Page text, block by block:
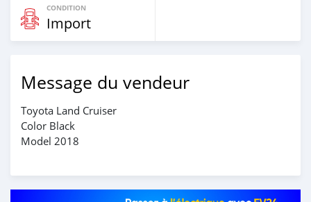
CONDITION
Import
Message du vendeur
Toyota Land Cruiser
Color Black
Model 2018